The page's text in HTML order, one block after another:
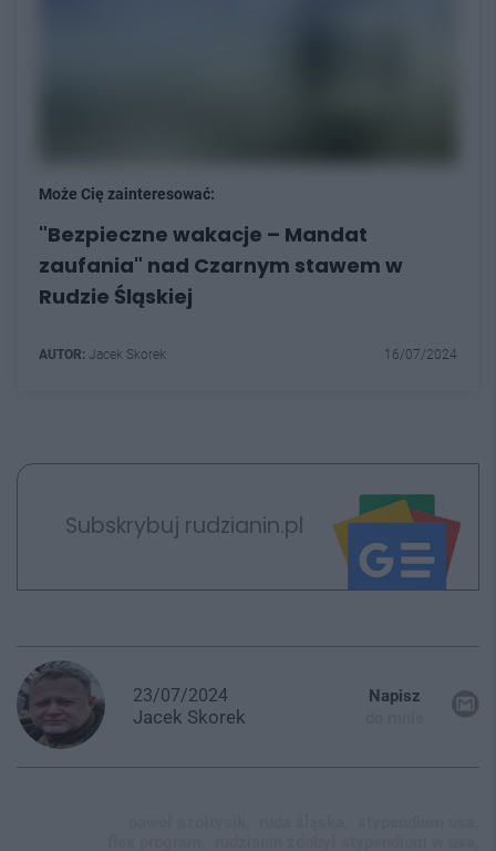
Może Cię zainteresować:
"Bezpieczne wakacje – Mandat
zaufania" nad Czarnym stawem w
Rudzie Śląskiej
AUTOR: Jacek Skorek 16/07/2024
Subskrybuj rudzianin.pl
23/07/2024
Jacek Skorek
Napisz